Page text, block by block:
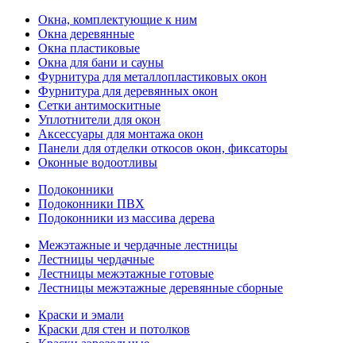
Окна, комплектующие к ним
Окна деревянные
Окна пластиковые
Окна для бани и сауны
Фурнитура для металлопластиковых окон
Фурнитура для деревянных окон
Сетки антимоскитные
Уплотнители для окон
Аксессуары для монтажа окон
Панели для отделки откосов окон, фиксаторы
Оконные водоотливы
Подоконники
Подоконники ПВХ
Подоконники из массива дерева
Межэтажные и чердачные лестницы
Лестницы чердачные
Лестницы межэтажные готовые
Лестницы межэтажные деревянные сборные
Краски и эмали
Краски для стен и потолков